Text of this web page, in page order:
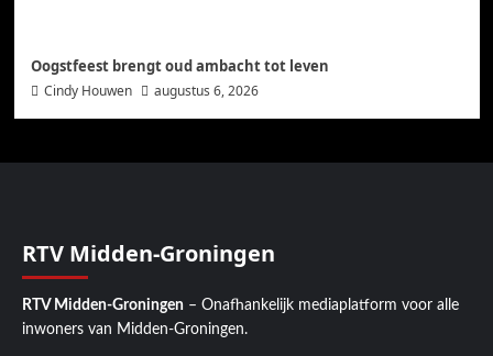
Oogstfeest brengt oud ambacht tot leven
Cindy Houwen augustus 6, 2026
RTV Midden-Groningen
RTV Midden-Groningen – Onafhankelijk mediaplatform voor alle
inwoners van Midden-Groningen.